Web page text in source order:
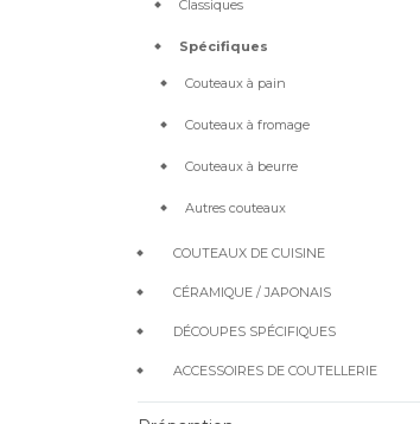
Classiques
Spécifiques
Couteaux à pain
Couteaux à fromage
Couteaux à beurre
Autres couteaux
COUTEAUX DE CUISINE
CÉRAMIQUE / JAPONAIS
DÉCOUPES SPÉCIFIQUES
ACCESSOIRES DE COUTELLERIE